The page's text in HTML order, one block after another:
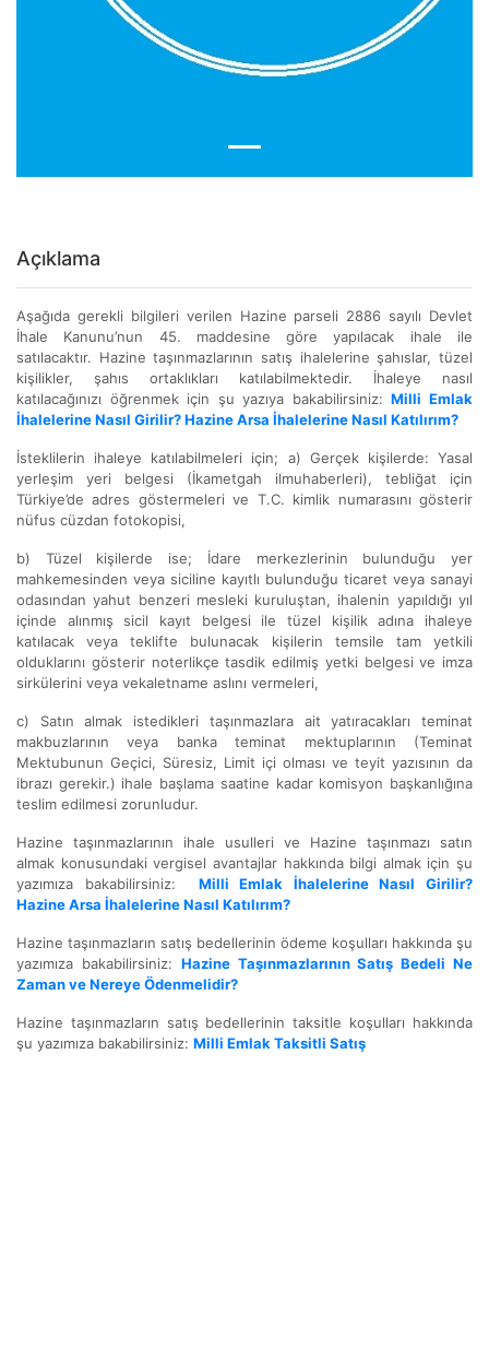
Açıklama
Aşağıda gerekli bilgileri verilen Hazine parseli 2886 sayılı Devlet
İhale Kanunu’nun 45. maddesine göre yapılacak ihale ile
satılacaktır. Hazine taşınmazlarının satış ihalelerine şahıslar, tüzel
kişilikler, şahıs ortaklıkları katılabilmektedir. İhaleye nasıl
katılacağınızı öğrenmek için şu yazıya bakabilirsiniz:Milli Emlak
İhalelerine Nasıl Girilir? Hazine Arsa İhalelerine Nasıl Katılırım?
İsteklilerin ihaleye katılabilmeleri için; a) Gerçek kişilerde: Yasal
yerleşim yeri belgesi (İkametgah ilmuhaberleri), tebliğat için
Türkiye’de adres göstermeleri ve T.C. kimlik numarasını gösterir
nüfus cüzdan fotokopisi,
b) Tüzel kişilerde ise; İdare merkezlerinin bulunduğu yer
mahkemesinden veya siciline kayıtlı bulunduğu ticaret veya sanayi
odasından yahut benzeri mesleki kuruluştan, ihalenin yapıldığı yıl
içinde alınmış sicil kayıt belgesi ile tüzel kişilik adına ihaleye
katılacak veya teklifte bulunacak kişilerin temsile tam yetkili
olduklarını gösterir noterlikçe tasdik edilmiş yetki belgesi ve imza
sirkülerini veya vekaletname aslını vermeleri,
c) Satın almak istedikleri taşınmazlara ait yatıracakları teminat
makbuzlarının veya banka teminat mektuplarının (Teminat
Mektubunun Geçici, Süresiz, Limit içi olması ve teyit yazısının da
ibrazı gerekir.) ihale başlama saatine kadar komisyon başkanlığına
teslim edilmesi zorunludur.
Hazine taşınmazlarının ihale usulleri ve Hazine taşınmazı satın
almak konusundaki vergisel avantajlar hakkında bilgi almak için şu
yazımıza bakabilirsiniz: Milli Emlak İhalelerine Nasıl Girilir?
Hazine Arsa İhalelerine Nasıl Katılırım?
Hazine taşınmazların satış bedellerinin ödeme koşulları hakkında şu
yazımıza bakabilirsiniz: Hazine Taşınmazlarının Satış Bedeli Ne
Zaman ve Nereye Ödenmelidir?
Hazine taşınmazların satış bedellerinin taksitle koşulları hakkında
şu yazımıza bakabilirsiniz: Milli Emlak Taksitli Satış